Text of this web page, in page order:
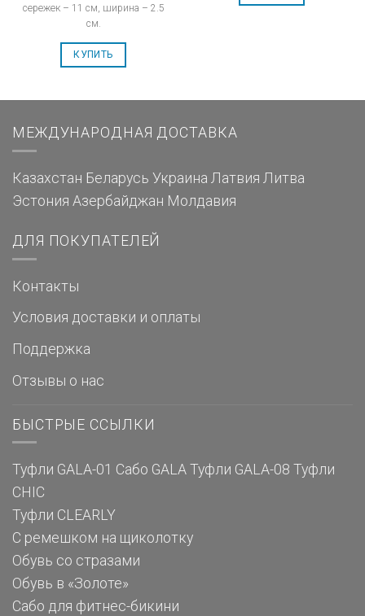
сережек – 11 см, ширина – 2.5
см.
КУПИТЬ
МЕЖДУНАРОДНАЯ ДОСТАВКА
Казахстан Беларусь Украина Латвия Литва
Эстония Азербайджан Молдавия
ДЛЯ ПОКУПАТЕЛЕЙ
Контакты
Условия доставки и оплаты
Поддержка
Отзывы о нас
БЫСТРЫЕ ССЫЛКИ
Туфли GALA-01 Сабо GALA Туфли GALA-08 Туфли
CHIC
Туфли CLEARLY
С ремешком на щиколотку
Обувь со стразами
Обувь в «Золоте»
Сабо для фитнес-бикини